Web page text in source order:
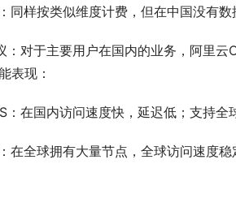
同样按类似维度计费，但在中国没有
：对于主要用户在国内的业务，阿里
表现：
：在国内访问速度快，延迟低；支持
在全球拥有大量节点，全球访问速度